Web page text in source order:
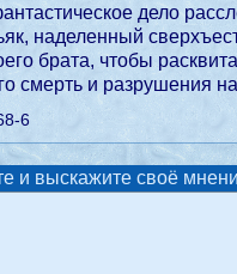
дело
наделенный
брата, чтобы
смерть и разрушения
6
и выскажите своё